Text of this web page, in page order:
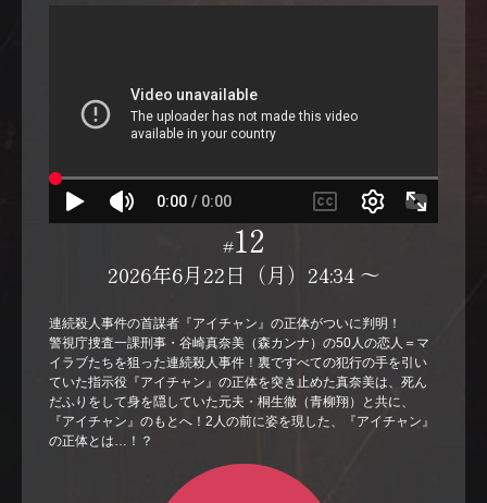
#12
2026年6月22日（月）24:34 〜
連続殺人事件の首謀者『アイチャン』の正体がついに判明！
警視庁捜査一課刑事・谷崎真奈美（森カンナ）の50人の恋人＝マ
イラブたちを狙った連続殺人事件！裏ですべての犯行の手を引い
ていた指示役『アイチャン』の正体を突き止めた真奈美は、死ん
だふりをして身を隠していた元夫・桐生徹（青柳翔）と共に、
『アイチャン』のもとへ！2人の前に姿を現した、『アイチャン』
の正体とは…！？